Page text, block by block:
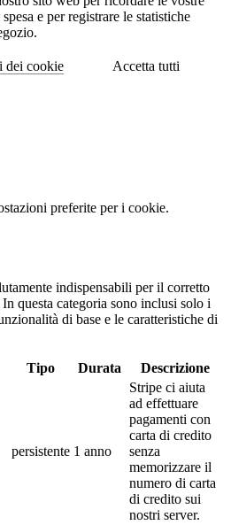
e per registrare le statistiche
dei cookie Accetta tutti
preferite per i cookie.
indispensabili per il corretto
questa categoria sono inclusi solo i
di base e le caratteristiche di
Tipo Durata Descrizione
persistente 1 anno
Stripe ci aiuta
ad effettuare
pagamenti con
carta di credito
senza
memorizzare il
numero di carta
di credito sui
nostri server.